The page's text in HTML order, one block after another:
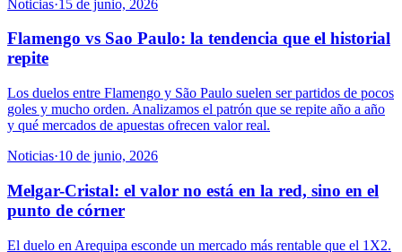
Noticias·15 de junio, 2026
Flamengo vs Sao Paulo: la tendencia que el historial
repite
Los duelos entre Flamengo y São Paulo suelen ser partidos de pocos
goles y mucho orden. Analizamos el patrón que se repite año a año
y qué mercados de apuestas ofrecen valor real.
Noticias·10 de junio, 2026
Melgar-Cristal: el valor no está en la red, sino en el
punto de córner
El duelo en Arequipa esconde un mercado más rentable que el 1X2.